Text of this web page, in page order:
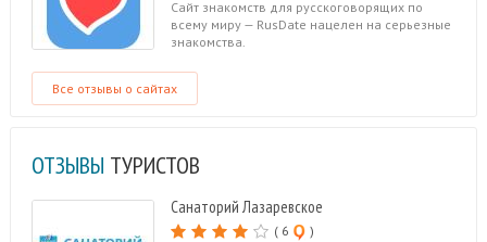
Сайт знакомств для русскоговорящих по
всему миру — RusDate нацелен на серьезные
знакомства.
Все отзывы о сайтах
ОТЗЫВЫ ТУРИСТОВ
Санаторий Лазаревское
( 6
)